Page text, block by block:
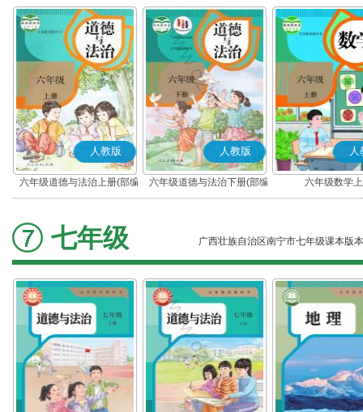
人教版
六年级道德与法治上册(部编
版)
人教版
六年级道德与法治下册(部编
版)
人
六年级数学
七年级 广西壮族自治区南宁市七年级课本版本